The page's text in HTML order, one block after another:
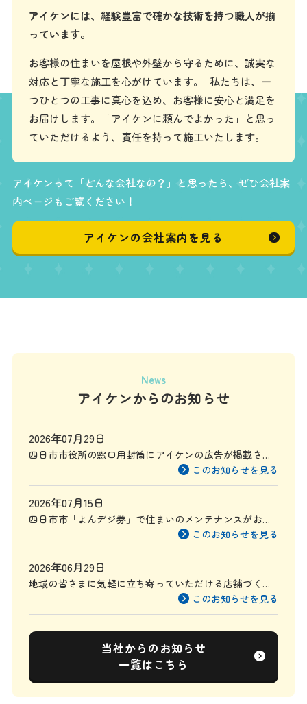
アイケンには、経験豊富で確かな技術を持つ職人が揃
っています。
お客様の住まいを屋根や外壁から守るために、誠実な
対応と丁寧な施工を心がけています。 私たちは、一
つひとつの工事に真心を込め、お客様に安心と満足を
お届けします。「アイケンに頼んでよかった」と思っ
ていただけるよう、責任を持って施工いたします。
アイケンって「どんな会社なの？」と思ったら、ぜひ会社案
内ページもご覧ください！
アイケンの会社案内を見る
News
アイケンからのお知らせ
2026年07月29日
四日市市役所の窓口用封筒にアイケンの広告が掲載され
このお知らせを見る
2026年07月15日
四日市市「よんデジ券」で住まいのメンテナンスがお得
このお知らせを見る
2026年06月29日
地域の皆さまに気軽に立ち寄っていただける店舗づくり
このお知らせを見る
当社からのお知らせ
一覧はこちら